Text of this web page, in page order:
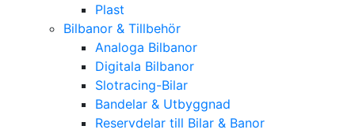
Plast
Bilbanor & Tillbehör
Analoga Bilbanor
Digitala Bilbanor
Slotracing-Bilar
Bandelar & Utbyggnad
Reservdelar till Bilar & Banor